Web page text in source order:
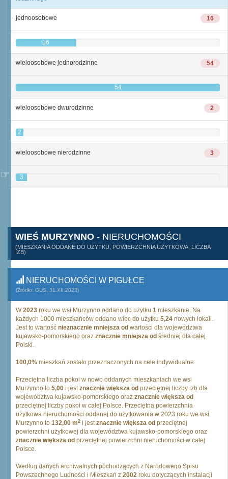
16
jednoosobowe
16
54
wieloosobowe jednorodzinne
54
2
wieloosobowe dwurodzinne
2
3
wieloosobowe nierodzinne
3
WIEŚ MURZYNNO - NIERUCHOMOŚCI
(MIESZKANIA ODDANE DO UŻYTKU, POWIERZCHNIA UŻYTKOWA, LICZBA
IZB)
NIERUCHOMOŚCI W PIGUŁCE
(Źródło: GUS, 31.XII.2023)
W2023 roku we wsi Murzynno oddano do użytku 1 mieszkanie. Na
każdych 1000 mieszkańców oddano więc do użytku 5,24 nowych lokali.
Jest to wartość nieznacznie mniejsza od wartości dla województwa
kujawsko-pomorskiego oraz znacznie mniejsza od średniej dla całej
Polski.
100,0% mieszkań zostało przeznaczonych na cele indywidualne.
Przeciętna liczba pokoi w nowo oddanych mieszkaniach we wsi
Murzynno to 5,00 i jestznacznie większa od przeciętnej liczby izb dla
województwa kujawsko-pomorskiego oraz znacznie większa od
przeciętnej liczby pokoi w całej Polsce. Przeciętna powierzchnia
użytkowa nieruchomości oddanej do użytkowania w 2023 roku we wsi
Murzynno to 132,00 m2 i jestznacznie większa od przeciętnej
powierzchni użytkowej dla województwa kujawsko-pomorskiego oraz
znacznie większa od przeciętnej powierzchni nieruchomości w całej
Polsce.
Według danych archiwalnych pochodzących z Narodowego Spisu
Powszechnego Ludności i Mieszkań z 2002 roku dotyczących instalacji